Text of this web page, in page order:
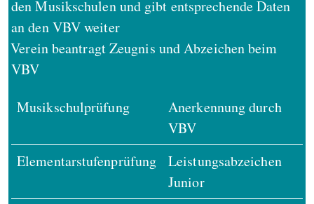
den Musikschulen und gibt entsprechende Daten
an den VBV weiter
Verein beantragt Zeugnis und Abzeichen beim
VBV
Musikschulprüfung
Anerkennung durch
VBV
Elementarstufenprüfung
Leistungsabzeichen
Junior